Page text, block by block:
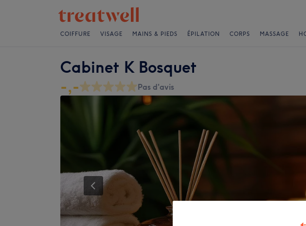
COIFFURE VISAGE MAINS & PIEDS ÉPILATION CORPS MASSAGE
Cabinet K Bosquet
-,- Pas d'avis